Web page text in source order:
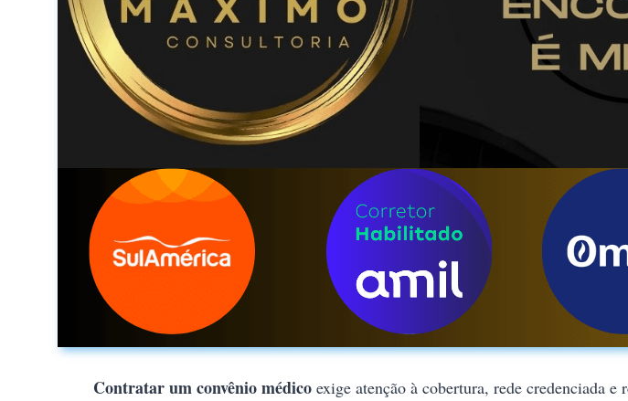
Contratar um convênio médico exige atenção à cobertura, rede credenciada